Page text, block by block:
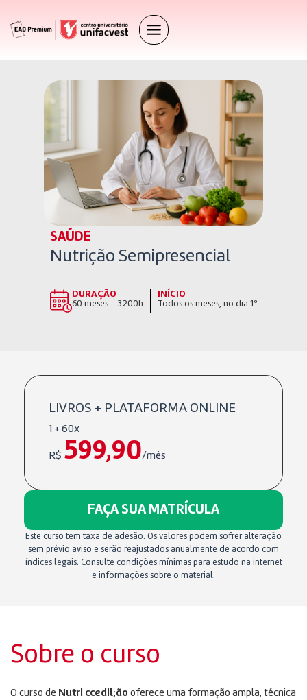
SAÚDE
Nutrição Semipresencial
DURAÇÃO
60 meses – 3200h
INÍCIO
Todos os meses, no dia 1º
Sobre o curso
O curso de Nutri ccedil;ão oferece uma formação ampla, técnica
LIVROS + PLATAFORMA ONLINE
1 + 60x
R$ 599,90/mês
FAÇA SUA MATRÍCULA
Este curso tem taxa de adesão. Os valores podem sofrer alteração
sem prévio aviso e serão reajustados anualmente de acordo com
índices legais. Consulte condições mínimas para estudo na internet
e informações sobre o material.